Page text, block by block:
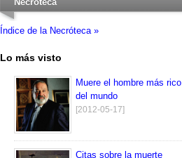
Índice de la Necróteca »
Lo más visto
Muere el hombre más rico
del mundo
[2012-05-17]
Citas sobre la muerte